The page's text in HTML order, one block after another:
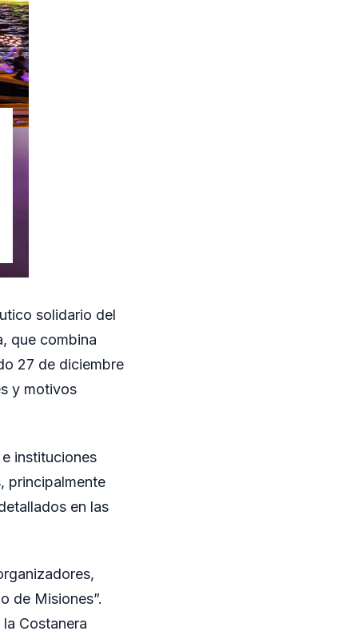
solidario del
que combina
27 de diciembre
y motivos
instituciones
principalmente
en las
de Misiones”.
Costanera